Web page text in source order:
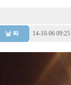
날 짜 14-10-06 09:25